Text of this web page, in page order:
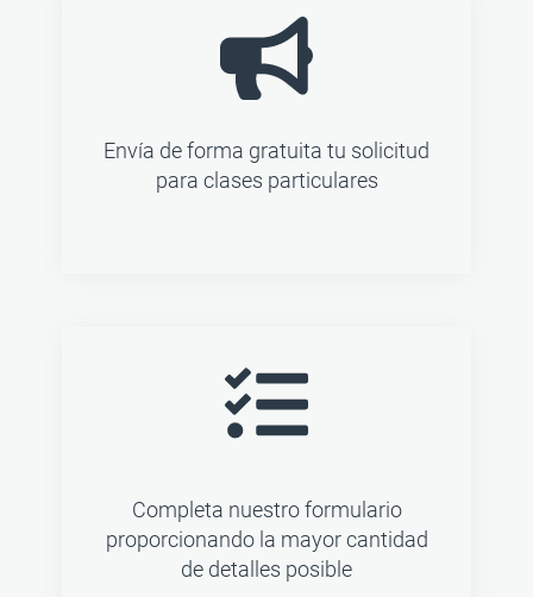
Envía de forma gratuita tu solicitud
para clases particulares
Completa nuestro formulario
proporcionando la mayor cantidad
de detalles posible